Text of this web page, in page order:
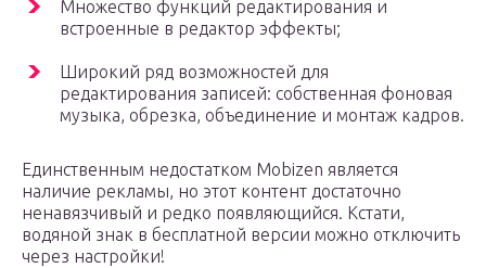
Множество функций редактирования и
встроенные в редактор эффекты;
Широкий ряд возможностей для
редактирования записей: собственная фоновая
музыка, обрезка, объединение и монтаж кадров.
Единственным недостатком Mobizen является
наличие рекламы, но этот контент достаточно
ненавязчивый и редко появляющийся. Кстати,
водяной знак в бесплатной версии можно отключить
через настройки!